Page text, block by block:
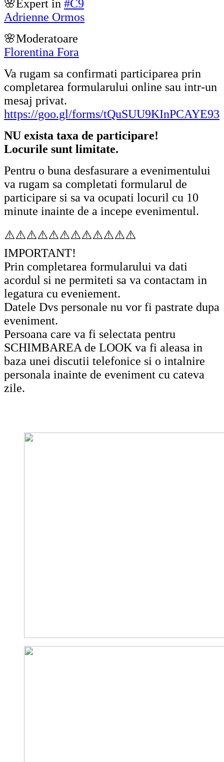
🌸Expert in #C9
Adrienne Ormos
🌸Moderatoare
Florentina Fora
Va rugam sa confirmati participarea prin
completarea formularului online sau intr-un
mesaj privat.
https://goo.gl/forms/tQuSUU9KInPCAYE93
NU exista taxa de participare!
Locurile sunt limitate.
Pentru o buna desfasurare a evenimentului
va rugam sa completati formularul de
participare si sa va ocupati locuril cu 10
minute inainte de a incepe evenimentul.
⚠️⚠️⚠️⚠️⚠️⚠️⚠️⚠️⚠️⚠️⚠️⚠️
IMPORTANT!
Prin completarea formularului va dati
acordul si ne permiteti sa va contactam in
legatura cu eveniement.
Datele Dvs personale nu vor fi pastrate dupa
eveniment.
Persoana care va fi selectata pentru
SCHIMBAREA de LOOK va fi aleasa in
baza unei discutii telefonice si o intalnire
personala inainte de eveniment cu cateva
zile.